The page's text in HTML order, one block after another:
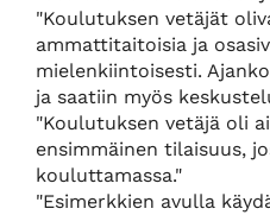
"Koulutuksen vetäjät
ammattitaitoisia ja
mielenkiintoisesti.
ja saatiin myös
"Koulutuksen vetäjä oli
ensimmäinen tilaisuus,
kouluttamassa."
"Esimerkkien avulla